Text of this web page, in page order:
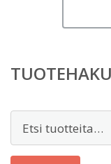
TUOTEHAKU